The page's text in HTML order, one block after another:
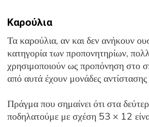
Καρούλια
Τα καρούλια, αν και δεν ανήκουν
κατηγορία των προπονητηρίων,
χρησιμοποιούν ως προπόνηση στο
από αυτά έχουν μονάδες αντίστασης
Πράγμα που σημαίνει ότι στα
ποδηλατούμε με σχέση 53 × 12